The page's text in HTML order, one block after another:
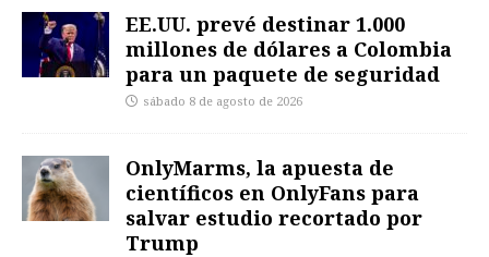
EE.UU. prevé destinar 1.000
millones de dólares a Colombia
para un paquete de seguridad
sábado 8 de agosto de 2026
OnlyMarms, la apuesta de
científicos en OnlyFans para
salvar estudio recortado por
Trump